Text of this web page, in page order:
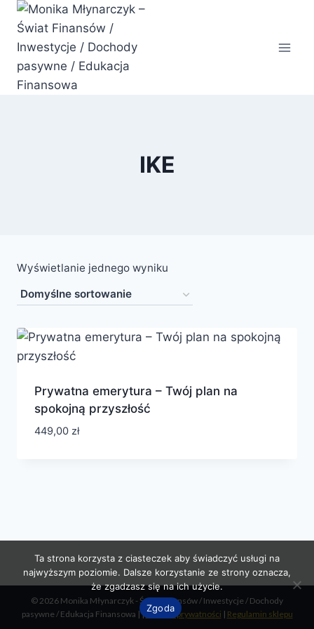
Przejdź
treści
IKE
Wyświetlanie jednego wyniku
Prywatna emerytura – Twój plan na
spokojną przyszłość
449,00 zł
© 2026 Monika Młynarczyk - Świat Finansów / Inwestycje / Dochody
pasywne / Edukacja Finansowa | | Polityka prywatności | Regulamin sklepu
Ta strona korzysta z ciasteczek aby świadczyć usługi na
najwyższym poziomie. Dalsze korzystanie ze strony oznacza,
że zgadzasz się na ich użycie.
Zgoda